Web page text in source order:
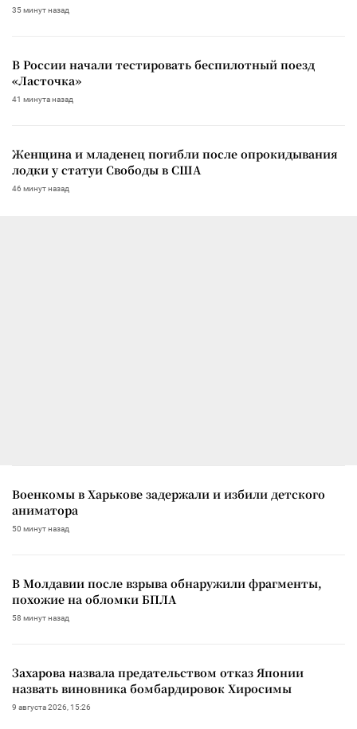
35 минут назад
В России начали тестировать беспилотный поезд
«Ласточка»
41 минута назад
Женщина и младенец погибли после опрокидывания
лодки у статуи Свободы в США
46 минут назад
Военкомы в Харькове задержали и избили детского
аниматора
50 минут назад
В Молдавии после взрыва обнаружили фрагменты,
похожие на обломки БПЛА
58 минут назад
Захарова назвала предательством отказ Японии
назвать виновника бомбардировок Хиросимы
9 августа 2026, 15:26